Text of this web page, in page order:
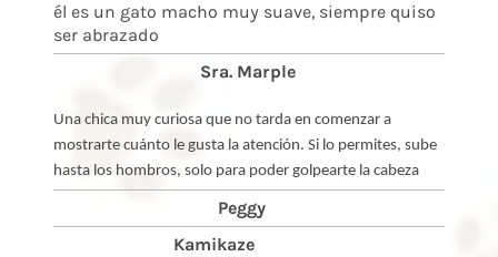
él es un gato macho muy suave, siempre quiso
ser abrazado
Sra. Marple
Una chica muy curiosa que no tarda en comenzar a
mostrarte cuánto le gusta la atención. Si lo permites, sube
hasta los hombros, solo para poder golpearte la cabeza
Peggy
Kamikaze